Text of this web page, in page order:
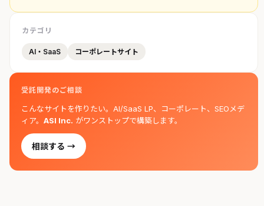
カテゴリ
AI・SaaS コーポレートサイト
受託開発のご相談
こんなサイトを作りたい。AI/SaaS LP、コーポレート、SEOメデ
ィア。 ASI Inc. がワンストップで構築します。
相談する →